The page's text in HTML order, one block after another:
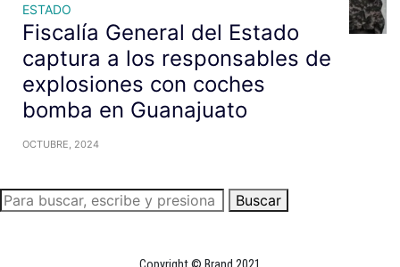
ESTADO
Fiscalía General del Estado
captura a los responsables de
explosiones con coches
bomba en Guanajuato
OCTUBRE, 2024
Buscar